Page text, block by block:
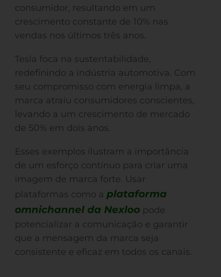
consumidor, resultando em um
crescimento constante de 10% nas
vendas nos últimos três anos.
Tesla foca na sustentabilidade,
redefinindo a indústria automotiva. Com
seu compromisso com energia limpa, a
marca atraiu consumidores conscientes,
levando a um crescimento de mercado
de 50% em dois anos.
Esses exemplos ilustram a importância
de um esforço contínuo para criar uma
imagem de marca forte. Usar
plataformas como a plataforma
omnichannel da Nexloo pode
potencializar a comunicação e garantir
que a mensagem da marca seja
consistente e eficaz em todos os canais.